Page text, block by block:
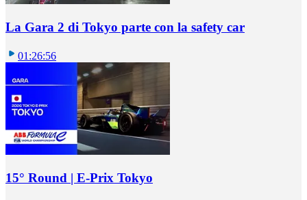
La Gara 2 di Tokyo parte con la safety car
01:26:56
15° Round | E-Prix Tokyo